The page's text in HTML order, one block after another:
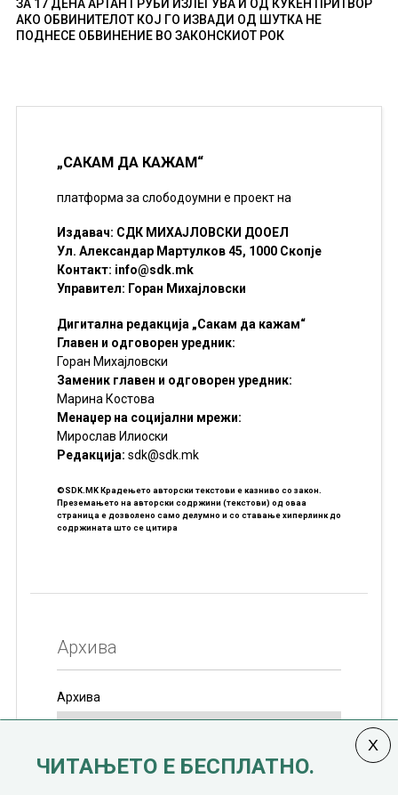
ЗА 17 ДЕНА АРТАН ГРУБИ ИЗЛЕГУВА И ОД КУЌЕН ПРИТВОР
АКО ОБВИНИТЕЛОТ КОЈ ГО ИЗВАДИ ОД ШУТКА НЕ
ПОДНЕСЕ ОБВИНЕНИЕ ВО ЗАКОНСКИОТ РОК
„САКАМ ДА КАЖАМ“
платформа за слободоумни е проект на
Издавач: СДК МИХАЈЛОВСКИ ДООЕЛ
Ул. Александар Мартулков 45, 1000 Скопје
Контакт: info@sdk.mk
Управител: Горан Михајловски
Дигитална редакција „Сакам да кажам“
Главен и одговорен уредник:
Горан Михајловски
Заменик главен и одговорен уредник:
Марина Костова
Менаџер на социјални мрежи:
Мирослав Илиоски
Редакцијa: sdk@sdk.mk
©SDK.MK Крадењето авторски текстови е казниво со закон.
Преземањето на авторски содржини (текстови) од оваа
страница е дозволено само делумно и со ставање хиперлинк до
содржината што се цитира
Архива
Архива
ЧИТАЊЕТО Е БЕСПЛАТНО.